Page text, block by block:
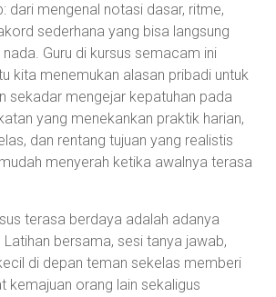
dari mengenal notasi dasar, ritme,
sederhana yang bisa langsung
Guru di kursus semacam ini
kita menemukan alasan pribadi untuk
sekadar mengejar kepatuhan pada
yang menekankan praktik harian,
dan rentang tujuan yang realistis
menyerah ketika awalnya terasa
terasa berdaya adalah adanya
bersama, sesi tanya jawab,
di depan teman sekelas memberi
kemajuan orang lain sekaligus